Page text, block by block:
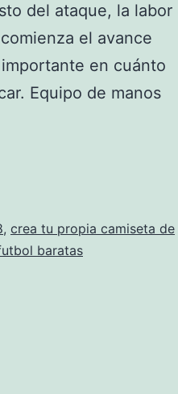
del ataque, la labor
el avance
en cuánto
Equipo de manos
, crea tu propia camiseta de
baratas